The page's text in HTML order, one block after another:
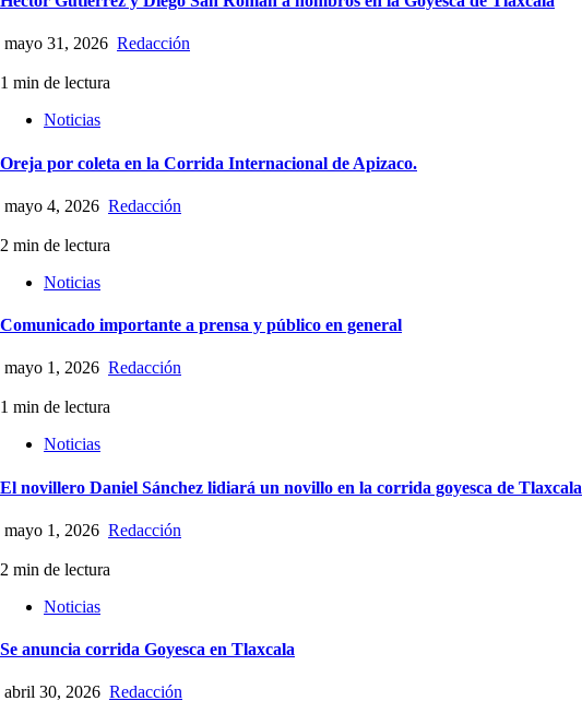
mayo 31, 2026 Redacción
1 min de lectura
Noticias
Oreja por coleta en la Corrida Internacional de Apizaco.
mayo 4, 2026 Redacción
2 min de lectura
Noticias
Comunicado importante a prensa y público en general
mayo 1, 2026 Redacción
1 min de lectura
Noticias
El novillero Daniel Sánchez lidiará un novillo en la corrida goyesca de Tlaxcala
mayo 1, 2026 Redacción
2 min de lectura
Noticias
Se anuncia corrida Goyesca en Tlaxcala
abril 30, 2026 Redacción